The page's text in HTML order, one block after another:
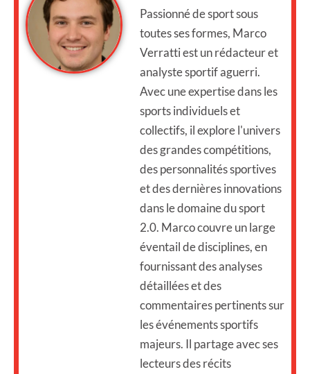
Passionné de sport sous
toutes ses formes, Marco
Verratti est un rédacteur et
analyste sportif aguerri.
Avec une expertise dans les
sports individuels et
collectifs, il explore l'univers
des grandes compétitions,
des personnalités sportives
et des dernières innovations
dans le domaine du sport
2.0. Marco couvre un large
éventail de disciplines, en
fournissant des analyses
détaillées et des
commentaires pertinents sur
les événements sportifs
majeurs. Il partage avec ses
lecteurs des récits